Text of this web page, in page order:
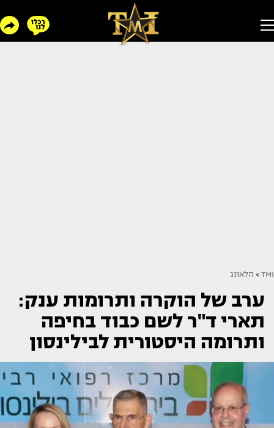
TMI
> הלאונג
ערב של הוקרה ותרומות ענק:
תארי ד"ר לשם כבוד בחיפה
ותרומה היסטורית לבילינסון